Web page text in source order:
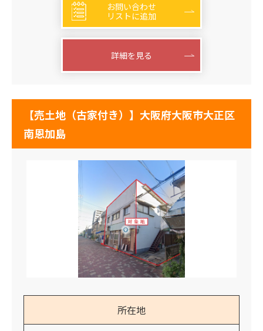
お問い合わせ
リストに追加
詳細を見る
【売土地（古家付き）】大阪府大阪市大正区
南恩加島
所在地